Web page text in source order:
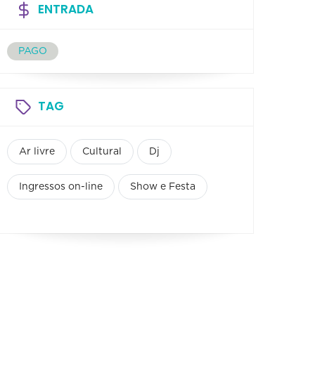
ENTRADA
PAGO
TAG
Ar livre Cultural Dj
Ingressos on-line Show e Festa